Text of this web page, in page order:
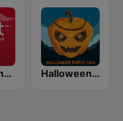
Heart London Halloween Radio Kids